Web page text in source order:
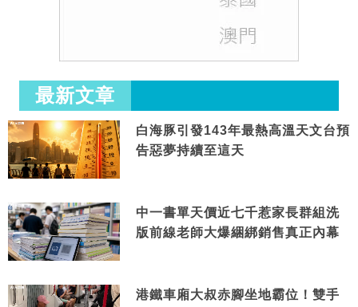
最新文章
白海豚引發143年最熱高溫天文台預
告惡夢持續至這天
中一書單天價近七千惹家長群組洗
版前線老師大爆綑綁銷售真正內幕
港鐵車廂大叔赤腳坐地霸位！雙手